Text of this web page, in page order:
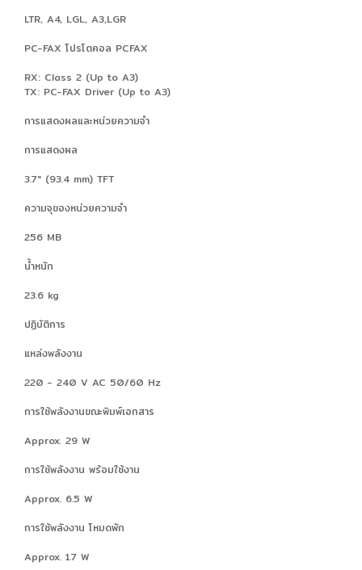
LTR, A4, LGL, A3,LGR
PC-FAX โปรโตคอล PCFAX
RX: Class 2 (Up to A3)
TX: PC-FAX Driver (Up to A3)
การแสดงผลและหน่วยความจำ
การแสดงผล
3.7" (93.4 mm) TFT
ความจุของหน่วยความจำ
256 MB
น้ำหนัก
23.6 kg
ปฏิบัติการ
แหล่งพลังงาน
220 - 240 V AC 50/60 Hz
การใช้พลังงานขณะพิมพ์เอกสาร
Approx. 29 W
การใช้พลังงาน พร้อมใช้งาน
Approx. 6.5 W
การใช้พลังงาน โหมดพัก
Approx. 1.7 W